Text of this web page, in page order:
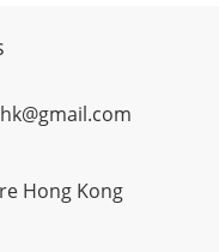
Hong Kong